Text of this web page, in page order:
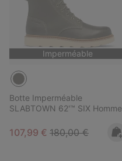
Imperméable
Botte Imperméable
SLABTOWN 62'™ SIX Homme
Sale price:
107,99 € Regular price:
180,00 €